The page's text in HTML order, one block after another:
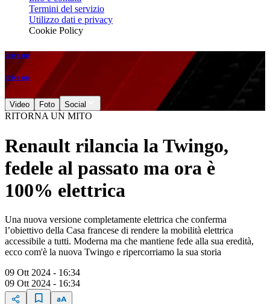
Termini del servizio
Utilizzo dati e privacy
Cookie Policy
drive up
drive up
Video Foto Social
RITORNA UN MITO
Renault rilancia la Twingo,
fedele al passato ma ora è
100% elettrica
Una nuova versione completamente elettrica che conferma
l’obiettivo della Casa francese di rendere la mobilità elettrica
accessibile a tutti. Moderna ma che mantiene fede alla sua eredità,
ecco com'è la nuova Twingo e ripercorriamo la sua storia
09 Ott 2024 - 16:34
09 Ott 2024 - 16:34